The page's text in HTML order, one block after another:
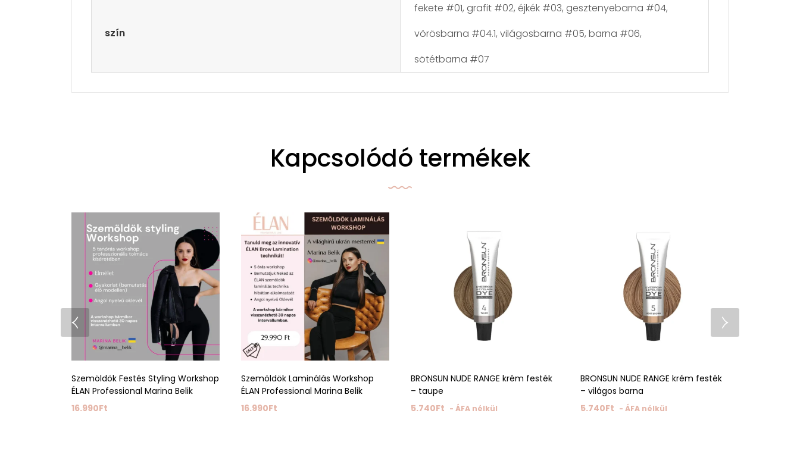
szín
fekete #01, grafit #02, éjkék #03, gesztenyebarna #04,
vörösbarna #04.1, világosbarna #05, barna #06,
sötétbarna #07
Kapcsolódó termékek
Szemöldök Festés Styling Workshop
ÉLAN Professional Marina Belik
16.990Ft
Szemöldök Laminálás Workshop
ÉLAN Professional Marina Belik
16.990Ft
BRONSUN NUDE RANGE krém festék
– taupe
5.740Ft - ÁFA nélkül
BRONSUN NUDE RANGE krém festék
– világos barna
5.740Ft - ÁFA nélkül